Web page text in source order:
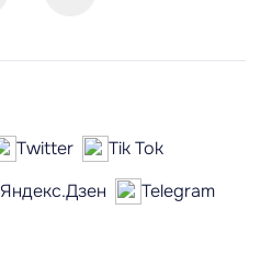
Twitter
Tik Tok
Яндекс.Дзен
Telegram